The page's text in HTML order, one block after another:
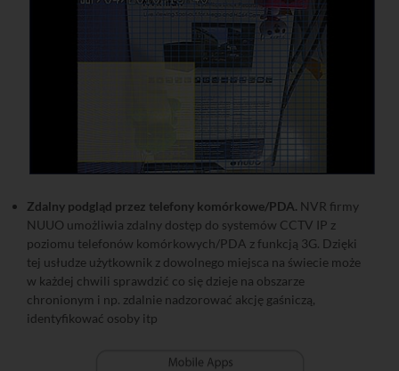
Zdalny podgląd przez telefony komórkowe/PDA. NVR firmy
NUUO umożliwia zdalny dostęp do systemów CCTV IP z
poziomu telefonów komórkowych/PDA z funkcją 3G. Dzięki
tej usłudze użytkownik z dowolnego miejsca na świecie może
w każdej chwili sprawdzić co się dzieje na obszarze
chronionym i np. zdalnie nadzorować akcję gaśniczą,
identyfikować osoby itp